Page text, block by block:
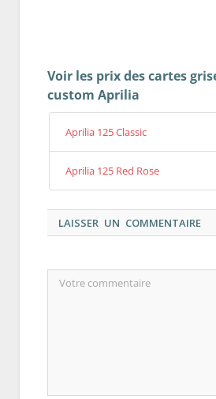
Voir les prix des cartes
custom Aprilia
Aprilia 125 Classic
Aprilia 125 Red Rose
LAISSER UN COMMENTAIRE